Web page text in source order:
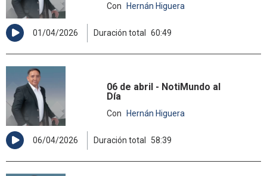
Con Hernán Higuera
01/04/2026 Duración total 60:49
06 de abril - NotiMundo al
Día
Con Hernán Higuera
06/04/2026 Duración total 58:39